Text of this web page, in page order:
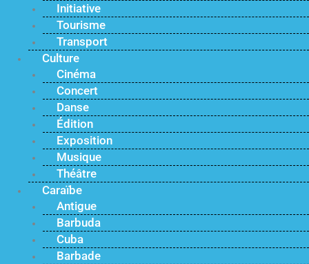
Initiative
Tourisme
Transport
Culture
Cinéma
Concert
Danse
Édition
Exposition
Musique
Théâtre
Caraïbe
Antigue
Barbuda
Cuba
Barbade